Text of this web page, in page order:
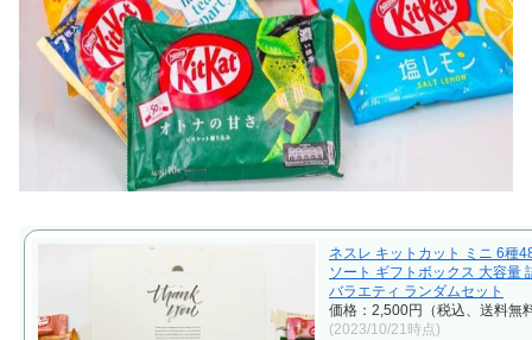
ネスレ キットカット ミニ 6種
ソート ギフトボックス 大容量
バラエティ ランダムセット
価格：2,500円（税込、送料無
(2023/10/21時点)